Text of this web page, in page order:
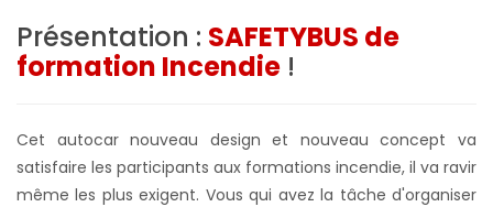
Présentation : SAFETYBUS de
formation Incendie !
Cet autocar nouveau design et nouveau concept va
satisfaire les participants aux formations incendie, il va ravir
même les plus exigent. Vous qui avez la tâche d'organiser